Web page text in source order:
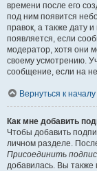
времени после его
под ним появится
правок, а также дату
появляется, если
модератор, хотя они
своему усмотрению.
сообщение, если на
Вернуться к началу
Как мне добавить
Чтобы добавить
личном разделе.
Присоединить
добавилась. Вы также